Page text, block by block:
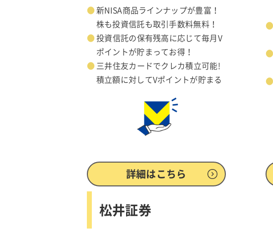
新NISA商品ラインナップが豊富！
株も投資信託も取引手数料無料！
投資信託の保有残高に応じて毎月V
ポイントが貯まってお得！
三井住友カードでクレカ積立可能!
積立額に対してVポイントが貯まる
詳細はこちら
松井証券